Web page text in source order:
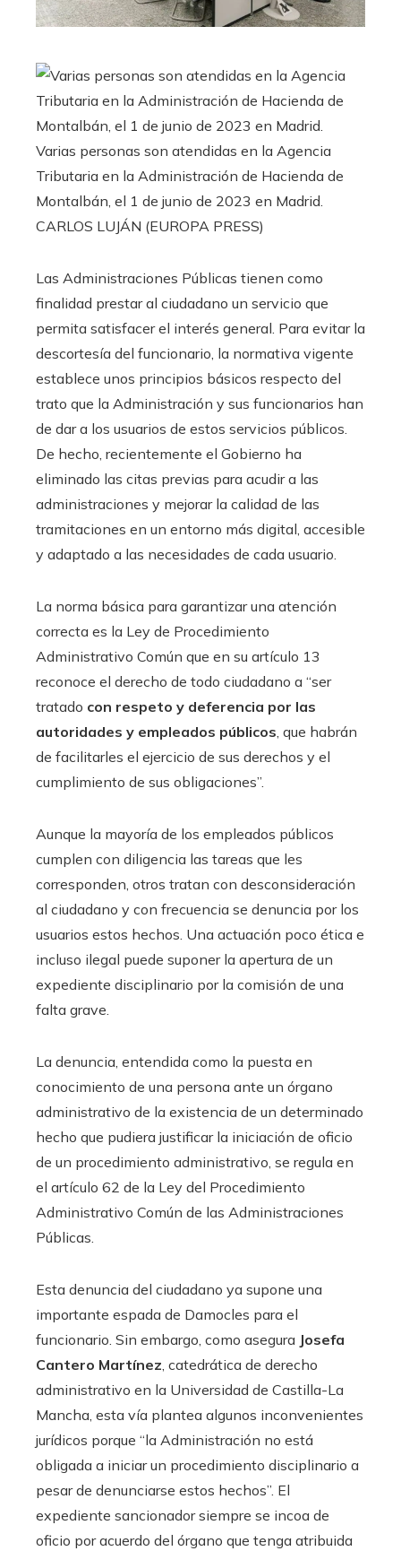
Varias personas son atendidas en la Agencia
Tributaria en la Administración de Hacienda de
Montalbán, el 1 de junio de 2023 en Madrid.
CARLOS LUJÁN (EUROPA PRESS)
Las Administraciones Públicas tienen como
finalidad prestar al ciudadano un servicio que
permita satisfacer el interés general. Para evitar la
descortesía del funcionario, la normativa vigente
establece unos principios básicos respecto del
trato que la Administración y sus funcionarios han
de dar a los usuarios de estos servicios públicos.
De hecho, recientemente el Gobierno ha
eliminado las citas previas para acudir a las
administraciones y mejorar la calidad de las
tramitaciones en un entorno más digital, accesible
y adaptado a las necesidades de cada usuario.
La norma básica para garantizar una atención
correcta es la Ley de Procedimiento
Administrativo Común que en su artículo 13
reconoce el derecho de todo ciudadano a “ser
tratado con respeto y deferencia por las
autoridades y empleados públicos, que habrán
de facilitarles el ejercicio de sus derechos y el
cumplimiento de sus obligaciones”.
Aunque la mayoría de los empleados públicos
cumplen con diligencia las tareas que les
corresponden, otros tratan con desconsideración
al ciudadano y con frecuencia se denuncia por los
usuarios estos hechos. Una actuación poco ética e
incluso ilegal puede suponer la apertura de un
expediente disciplinario por la comisión de una
falta grave.
La denuncia, entendida como la puesta en
conocimiento de una persona ante un órgano
administrativo de la existencia de un determinado
hecho que pudiera justificar la iniciación de oficio
de un procedimiento administrativo, se regula en
el artículo 62 de la Ley del Procedimiento
Administrativo Común de las Administraciones
Públicas.
Esta denuncia del ciudadano ya supone una
importante espada de Damocles para el
funcionario. Sin embargo, como asegura Josefa
Cantero Martínez, catedrática de derecho
administrativo en la Universidad de Castilla-La
Mancha, esta vía plantea algunos inconvenientes
jurídicos porque “la Administración no está
obligada a iniciar un procedimiento disciplinario a
pesar de denunciarse estos hechos”. El
expediente sancionador siempre se incoa de
oficio por acuerdo del órgano que tenga atribuida